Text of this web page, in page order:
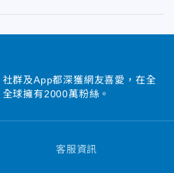
群及App都深獲網友喜愛，在全
球擁有2000萬粉絲。
客服資訊